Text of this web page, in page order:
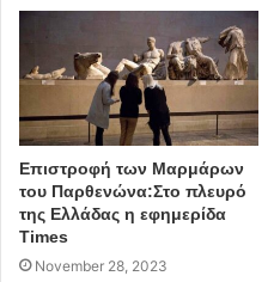
Επιστροφή των Μαρμάρων
του Παρθενώνα:Στο πλευρό
της Ελλάδας η εφημερίδα
Times
November 28, 2023